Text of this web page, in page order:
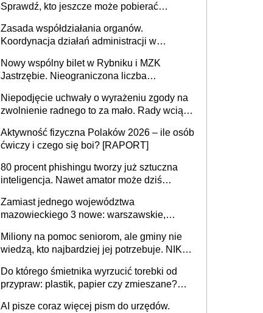
REKLAMA
Zakazu udziału kapitału prywatnego,
o którym mowa w ust.1 pkt 11 lit.c,
pkt 12 lit. c i pkt 13 lit. c, nie stosuje
się do:
Sprawdź, kto jeszcze może pobierać
Zasada współdziałania organów.
Koordynacja działań administracji w
Nowy wspólny bilet w Rybniku i MZK
Jastrzębie. Nieograniczona liczba
Niepodjęcie uchwały o wyrażeniu zgody na
zwolnienie radnego to za mało. Rady wciąż
rozstrzygać sprawy
Aktywność fizyczna Polaków 2026 – ile osób
ćwiczy i czego się boi? [RAPORT]
80 procent phishingu tworzy już sztuczna
inteligencja. Nawet amator może dziś
Zamiast jednego województwa
mazowieckiego 3 nowe: warszawskie,
Europie nie ma tak dużych jednostek
stołecznych
Miliony na pomoc seniorom, ale gminy nie
wiedzą, kto najbardziej jej potrzebuje. NIK
Do którego śmietnika wyrzucić torebki od
przypraw: plastik, papier czy zmieszane?
AI pisze coraz więcej pism do urzędów.